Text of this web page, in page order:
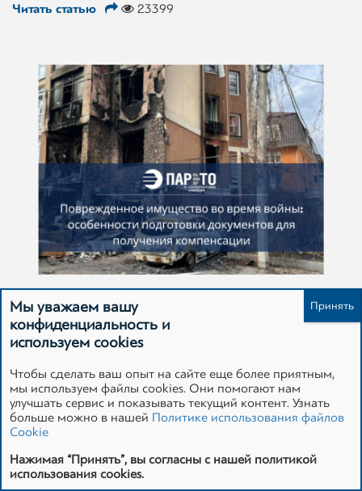
Читать статью 23399
ПОВРЕЖДЕННОЕ ИМУЩЕСТВО ВО ВРЕМЯ
ВОЙНЫ: ОСОБЕННОСТИ ПОДГОТОВКИ
ДОКУМЕНТОВ ДЛЯ ПОЛУЧЕНИЯ
КОМПЕНСАЦИИ
Читать статью 818
Мы уважаем вашу
конфиденциальность и
используем cookies
Чтобы сделать ваш опыт на сайте еще более приятным,
мы используем файлы cookies. Они помогают нам
улучшать сервис и показывать текущий контент. Узнать
больше можно в нашей Политике использования файлов
Cookie
Нажимая “Принять”, вы согласны с нашей политикой
использования cookies.